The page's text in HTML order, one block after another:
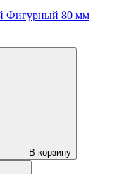
Фигурный 80 мм
В корзину